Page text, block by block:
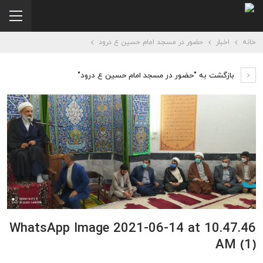
خانه اخبار حضور در مسجد امام حسین ع درود
بازگشت به "حضور در مسجد امام حسین ع درود"
WhatsApp Image 2021-06-14 at 10.47.46
AM (1)